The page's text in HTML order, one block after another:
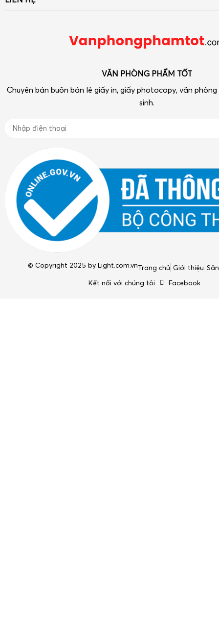
VĂN PHÒNG PHẨM TỐT
Chuyên bán buôn bán lẻ giấy in, giấy photocopy, văn
sinh.
vpptot@gmail.com
Bút viết - Mực viết
Thiết bị VP-Hóa Mỹ Phẩm-Tạp phẩm
Liên hệ - Góp ý
Tra cứu hóa đơn điện tử
© Copyright 2025 by Light.com.vnTrang chủ Giới thiệu
Kết nối với chúng tôi
Facebook